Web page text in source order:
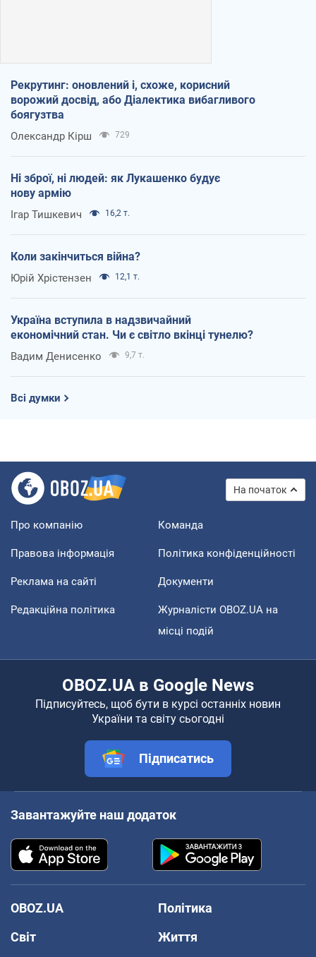
Рекрутинг: оновлений і, схоже, корисний
ворожий досвід, або Діалектика вибагливого
боягузтва
Олександр Кірш 729
Ні зброї, ні людей: як Лукашенко будує
нову армію
Ігар Тишкевич 16,2 т.
Коли закінчиться війна?
Юрій Хрістензен 12,1 т.
Україна вступила в надзвичайний
економічний стан. Чи є світло вкінці тунелю?
Вадим Денисенко 9,7 т.
Всі думки
На початок
Про компанію Команда
Правова інформація Політика конфіденційності
Реклама на сайті Документи
Редакційна політика
Журналісти OBOZ.UA на
місці подій
OBOZ.UA в Google News
Підписуйтесь, щоб бути в курсі останніх новин
України та світу сьогодні
Підписатись
Завантажуйте наш додаток
OBOZ.UA
Політика
Світ
Життя